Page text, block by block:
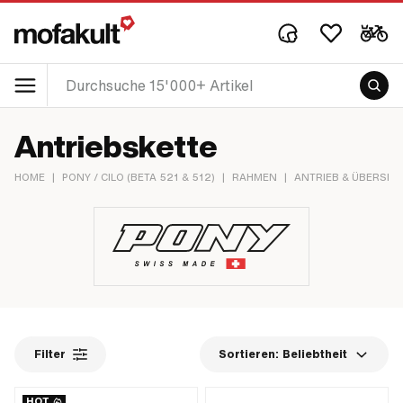
Antriebskette
HOME | PONY / CILO (BETA 521 & 512) | RAHMEN | ANTRIEB &
Filter Sortieren: Beliebtheit